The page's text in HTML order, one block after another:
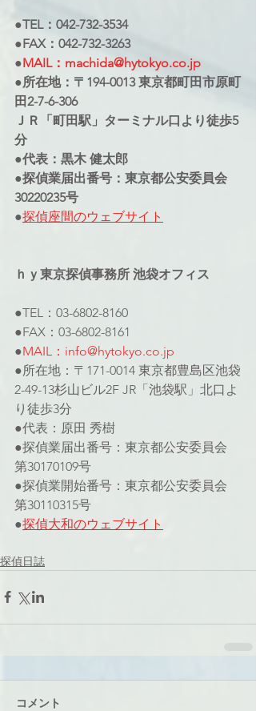
●TEL：042-732-3534
●FAX：042-732-3263
●MAIL：machida@hytokyo.co.jp
●所在地：〒194-0013 東京都町田市原町
田2-7-6-306
ＪＲ「町田駅」ターミナル口より徒歩5
分
●代表：黒木 健太郎
●探偵業届出番号：東京都公安委員会
30220235号
●探偵座間のウェブサイト
ｈｙ東京探偵事務所 池袋オフィス
●TEL：03-6802-8160
●FAX：03-6802-8161
●MAIL：info@hytokyo.co.jp
●所在地：〒171-0014 東京都豊島区池袋
2-49-13杉山ビル2F JR「池袋駅」北口よ
り徒歩3分
●代表：原田 秀樹
●探偵業届出番号：東京都公安委員会
第30170109号
●探偵業開始番号：東京都公安委員会
第30110315号
●探偵大和のウェブサイト
探偵日誌
コメント